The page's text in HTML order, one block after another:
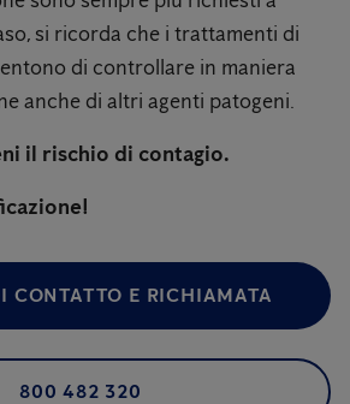
si ricorda che i trattamenti di
di controllare in maniera
anche di altri agenti patogeni.
il rischio di contagio.
CONTATTO E RICHIAMATA
800 482 320